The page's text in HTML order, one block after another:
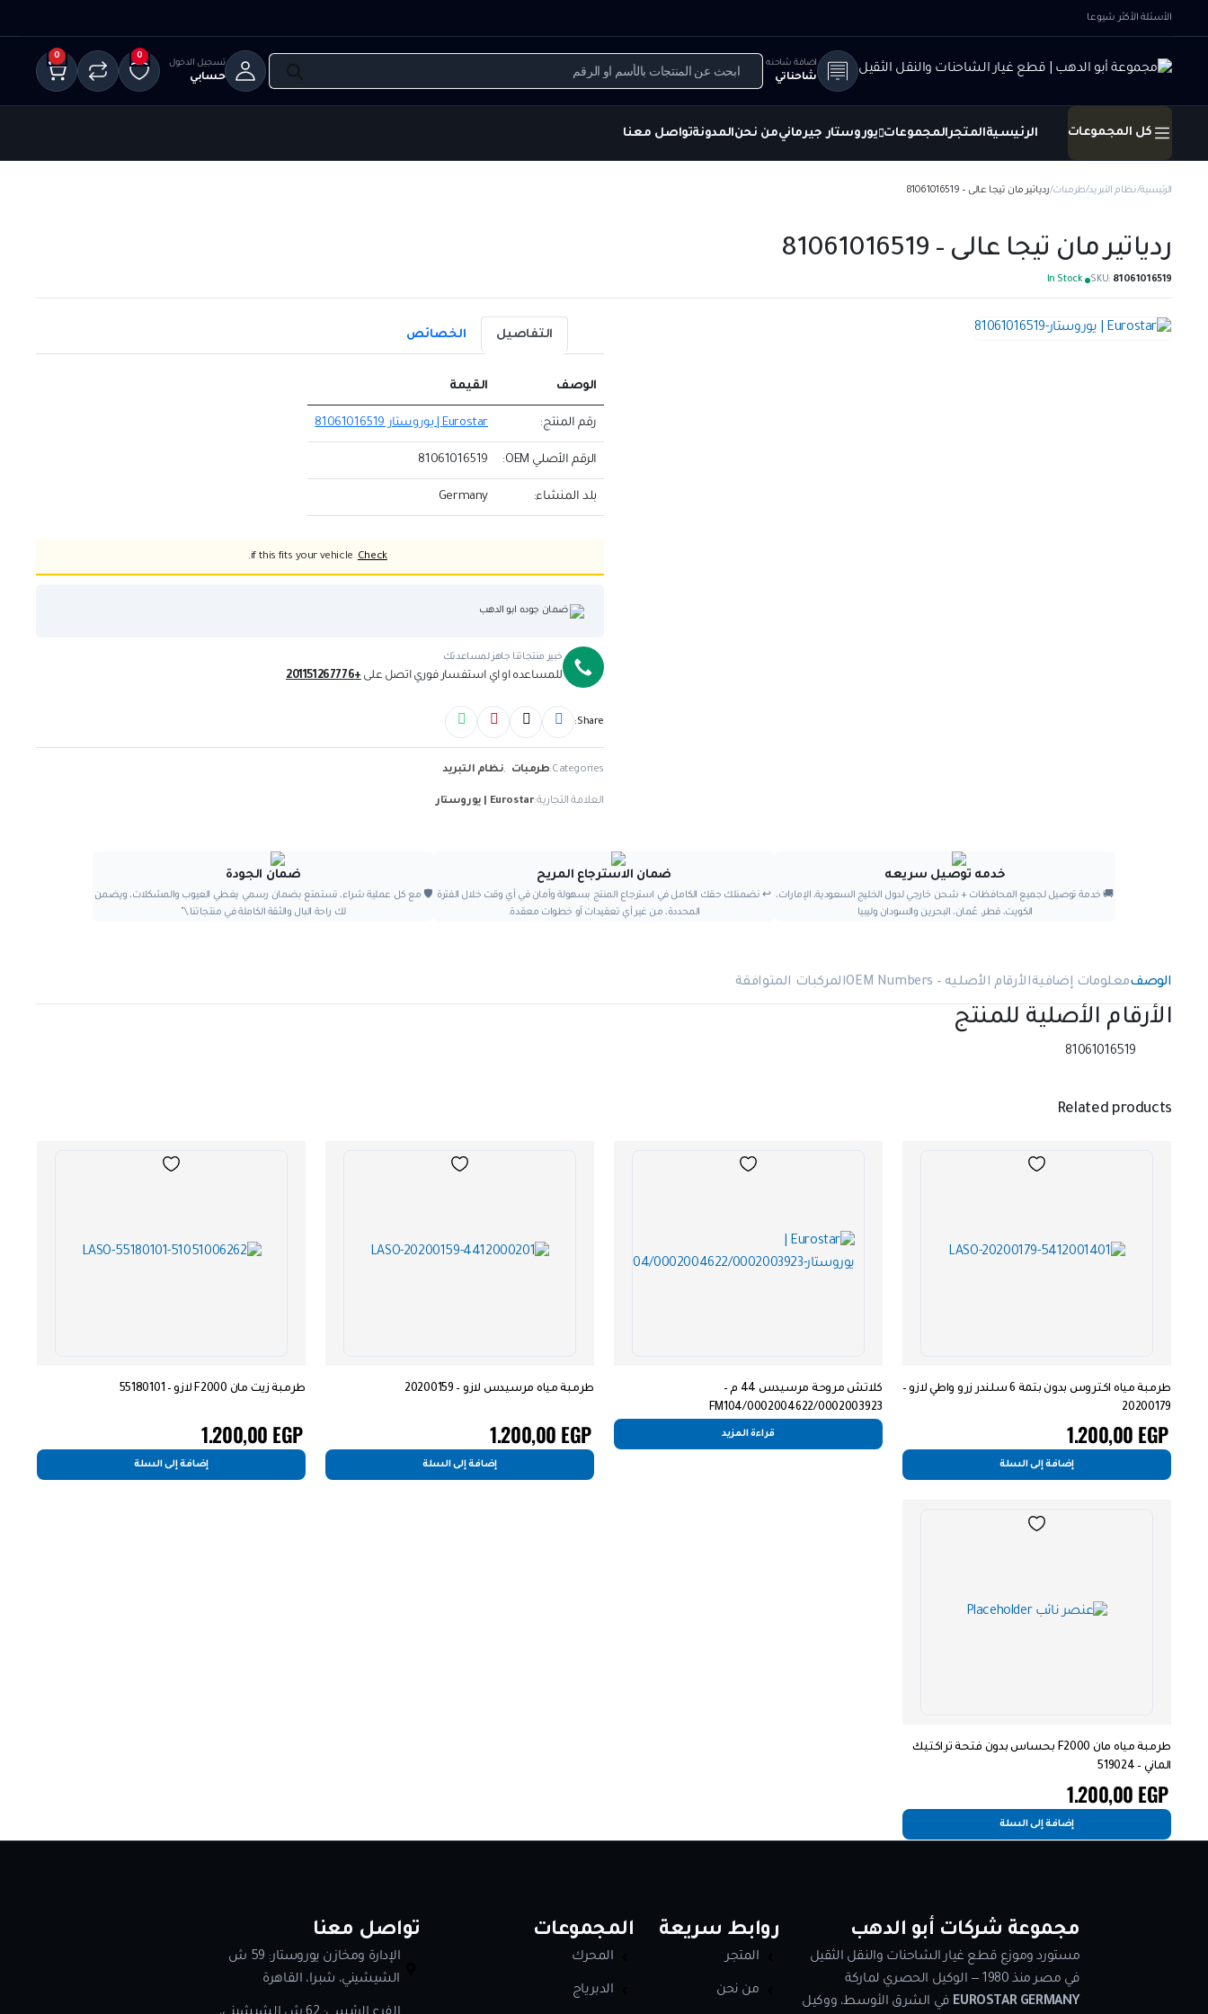
الأسئلة الأكثر شيوعا
اضافة شاحنه
شاحناتي
تسجيل الدخول
حسابي
0
0
كل المجموعات الرئيسيةالمتجر المجموعات يوروستار جيرمانيمن نحنالمدونةتواصل معنا
الرئيسية نظام التبريد طرمبات ردياتير مان تيجا عالى – 81061016519
ردياتير مان تيجا عالى – 81061016519
SKU: 81061016519
In Stock
التفاصيل الخصائص
الوصف القيمة
رقم المنتج: Eurostar | يوروستار 81061016519
الرقم الأصلي OEM: 81061016519
بلد المنشاء: Germany
Check
if this fits your vehicle.
ضمان جوده ابو الدهب
خبير منتجاتنا جاهز لمساعدتك
للمساعده او اي استفسار فوري اتصل على +201151267776
Share:
Categories: طرمبات ,نظام التبريد
العلامة التجارية:Eurostar | يوروستار
خدمه توصيل سريعه
🚚 خدمة توصيل لجميع المحافظات + شحن خارجي لدول الخليج السعودية، الإمارات،
الكويت، قطر، عُمان، البحرين والسودان وليبيا
ضمان الاسترجاع المريح
↩️ نضمنلك حقك الكامل في استرجاع المنتج بسهولة وأمان في أي وقت خلال الفترة
المحددة، من غير أي تعقيدات أو خطوات معقدة.
ضمان الجودة
🛡️ مع كل عملية شراء، تستمتع بضمان رسمي يغطي العيوب والمشكلات، ويضمن
لك راحة البال والثقة الكاملة في منتجاتنا.\"
الوصفمعلومات إضافيةالأرقام الأصليه – OEM Numbers المركبات المتوافقة
الأرقام الأصلية للمنتج
81061016519
Related products
طرمبة مياه اكتروس بدون بتمة 6 سلندر زرو واطي لازو –
20200179
1.200,00 EGP
إضافة إلى السلة
كلاتش مروحة مرسيدس 44 م –
0002004622/0002003923/FM104
قراءة المزيد
طرمبة مياه مرسيدس لازو – 20200159
1.200,00 EGP
إضافة إلى السلة
طرمبة زيت مان F2000 لازو – 55180101
1.200,00 EGP
إضافة إلى السلة
طرمبة مياه مان F2000 بحساس بدون فتحة تراكتيك
الماني – 519024
1.200,00 EGP
إضافة إلى السلة
مجموعة شركات أبو الدهب
مستورد وموزع قطع غيار الشاحنات والنقل الثقيل
في مصر منذ 1980 — الوكيل الحصري لماركة
EUROSTAR GERMANY في الشرق الأوسط، ووكيل
روابط سريعة
المتجر
من نحن
المجموعات
المحرك
الدبرياج
تواصل معنا
الإدارة ومخازن يوروستار: 59 ش
الشيشيني، شبرا، القاهرة